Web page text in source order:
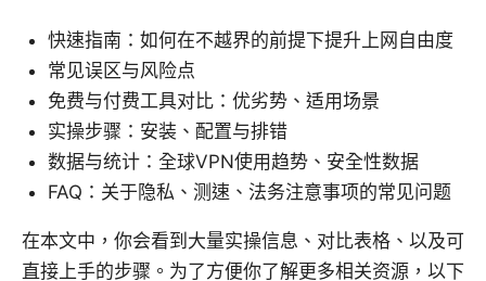
快速指南：如何在不越界的前提下提升上网自由度
常见误区与风险点
免费与付费工具对比：优劣势、适用场景
实操步骤：安装、配置与排错
数据与统计：全球VPN使用趋势、安全性数据
FAQ：关于隐私、测速、法务注意事项的常见问题
在本文中，你会看到大量实操信息、对比表格、以及可
直接上手的步骤。为了方便你了解更多相关资源，以下